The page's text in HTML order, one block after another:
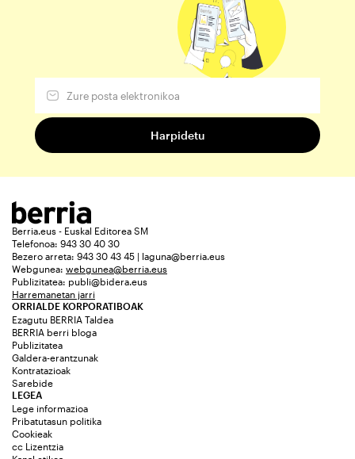
Berria.eus - Euskal Editorea SM
Telefonoa: 943 30 40 30
Bezero arreta: 943 30 43 45 | laguna@berria.eus
Webgunea: webgunea@berria.eus
Publizitatea: publi@bidera.eus
Harremanetan jarri
ORRIALDE KORPORATIBOAK
Ezagutu BERRIA Taldea
BERRIA berri bloga
Publizitatea
Galdera-erantzunak
Kontratazioak
Sarebide
LEGEA
Lege informazioa
Pribatutasun politika
Cookieak
cc Lizentzia